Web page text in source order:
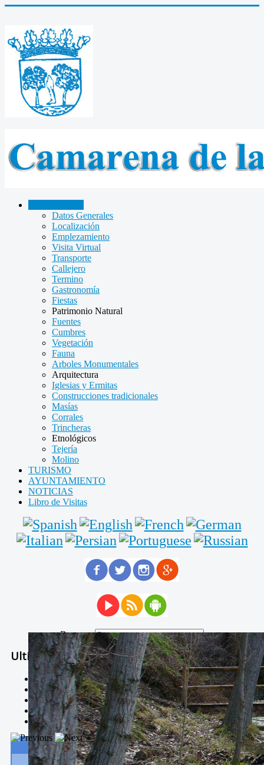
Datos Generales
Localización
Emplezamiento
Visita Virtual
Transporte
Callejero
Termino
Gastronomía
Fiestas
Patrimonio Natural
Fuentes
Cumbres
Vegetación
Fauna
Arboles Monumentales
Arquitectura
Iglesias y Ermitas
Construcciones tradicionales
Masías
Corrales
Trincheras
Etnológicos
Tejería
Molino
TURISMO
AYUNTAMIENTO
NOTICIAS
Libro de Visitas
Buscar...
Ultimas Noticias
Solidaria carrera - 7 TÉRMINOS XTREM
Temporal de Febrero
Nevada Enero 2018
La estación de esquí de Javalambre abrirán este sábado
Larga vida a las escuelas